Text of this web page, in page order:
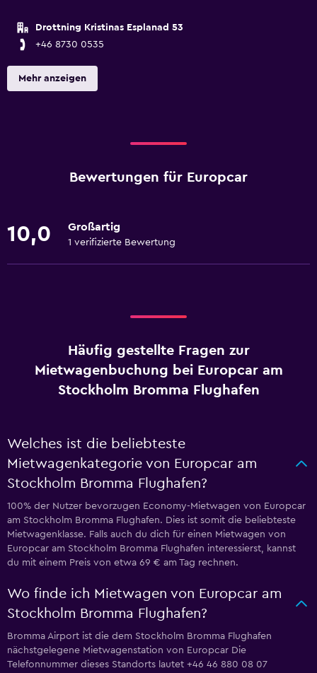
Drottning Kristinas Esplanad 53
+46 8730 0535
Mehr anzeigen
Bewertungen für Europcar
10,0 Großartig
1 verifizierte Bewertung
Häufig gestellte Fragen zur
Mietwagenbuchung bei Europcar am
Stockholm Bromma Flughafen
Welches ist die beliebteste
Mietwagenkategorie von Europcar am
Stockholm Bromma Flughafen?
100% der Nutzer bevorzugen Economy-Mietwagen von Europcar
am Stockholm Bromma Flughafen. Dies ist somit die beliebteste
Mietwagenklasse. Falls auch du dich für einen Mietwagen von
Europcar am Stockholm Bromma Flughafen interessierst, kannst
du mit einem Preis von etwa 69 € am Tag rechnen.
Wo finde ich Mietwagen von Europcar am
Stockholm Bromma Flughafen?
Bromma Airport ist die dem Stockholm Bromma Flughafen
nächstgelegene Mietwagenstation von Europcar Die
Telefonnummer dieses Standorts lautet +46 46 880 08 07